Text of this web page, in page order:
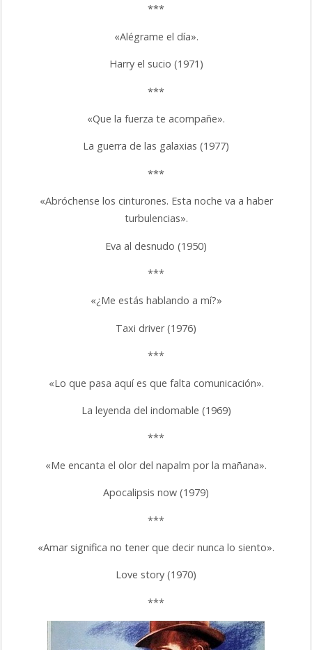
***
«Alégrame el día».
Harry el sucio (1971)
***
«Que la fuerza te acompañe».
La guerra de las galaxias (1977)
***
«Abróchense los cinturones. Esta noche va a haber
turbulencias».
Eva al desnudo (1950)
***
«¿Me estás hablando a mí?»
Taxi driver (1976)
***
«Lo que pasa aquí es que falta comunicación».
La leyenda del indomable (1969)
***
«Me encanta el olor del napalm por la mañana».
Apocalipsis now (1979)
***
«Amar significa no tener que decir nunca lo siento».
Love story (1970)
***